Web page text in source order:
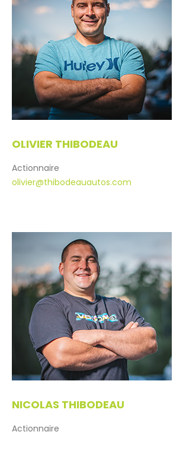
Galerie
CONTACT
OLIVIER THIBODEAU
Actionnaire
olivier@thibodeauautos.com
NICOLAS THIBODEAU
Actionnaire